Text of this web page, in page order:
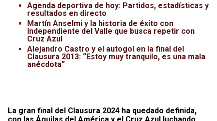
Agenda deportiva de hoy: Partidos, estadísticas y
resultados en directo
Martín Anselmi y la historia de éxito con
Independiente del Valle que busca repetir con
Cruz Azul
Alejandro Castro y el autogol en la final del
Clausura 2013: “Estoy muy tranquilo, es una mala
anécdota”
La gran final del Clausura 2024 ha quedado definida,